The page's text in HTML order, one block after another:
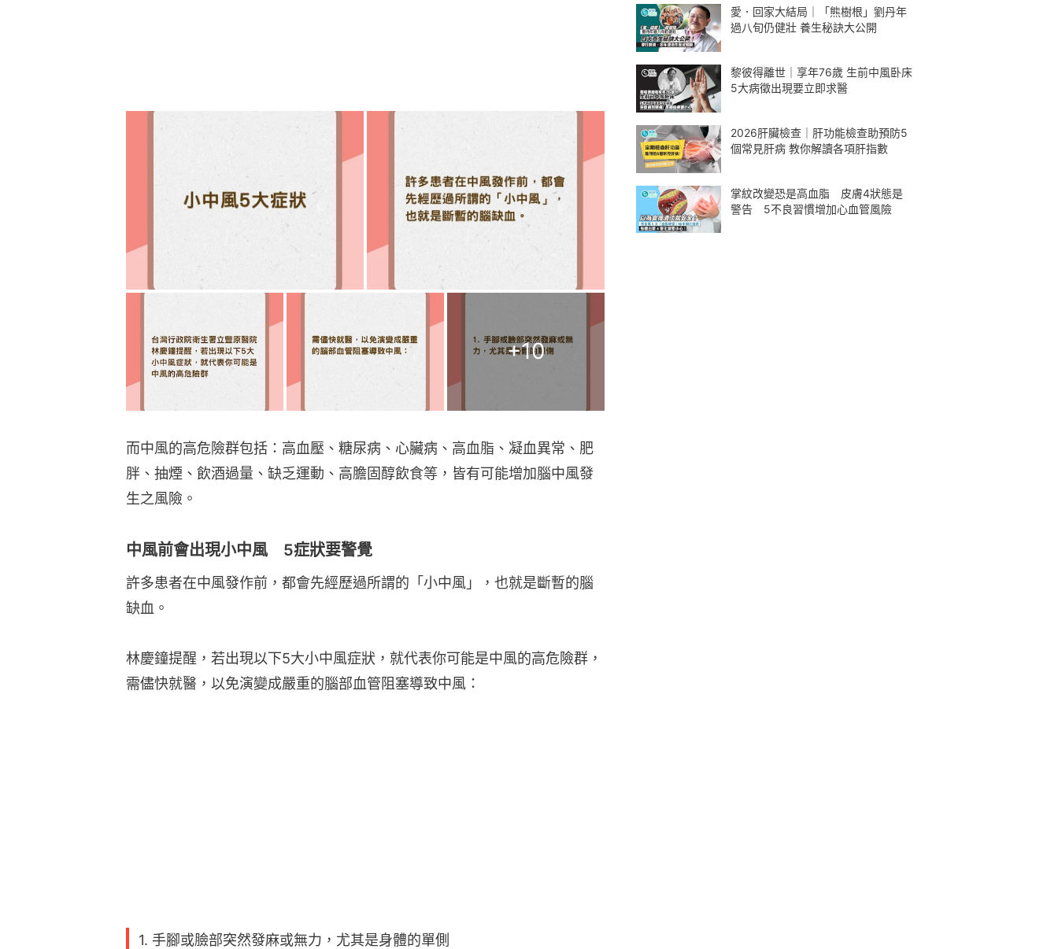
+10
而中風的高危險群包括：高血壓、糖尿病、心臟病、高血脂、凝血異常、肥
胖、抽煙、飲酒過量、缺乏運動、高膽固醇飲食等，皆有可能增加腦中風發
生之風險。
中風前會出現小中風 5症狀要警覺
許多患者在中風發作前，都會先經歷過所謂的「小中風」，也就是斷暫的腦
缺血。
林慶鐘提醒，若出現以下5大小中風症狀，就代表你可能是中風的高危險群，
需儘快就醫，以免演變成嚴重的腦部血管阻塞導致中風：
1. 手腳或臉部突然發麻或無力，尤其是身體的單側
愛．回家大結局｜「熊樹根」劉丹年
過八旬仍健壯 養生秘訣大公開
黎彼得離世｜享年76歲 生前中風卧床
5大病徵出現要立即求醫
2026肝臟檢查｜肝功能檢查助預防5
個常見肝病 教你解讀各項肝指數
掌紋改變恐是高血脂 皮膚4狀態是
警告 5不良習慣增加心血管風險